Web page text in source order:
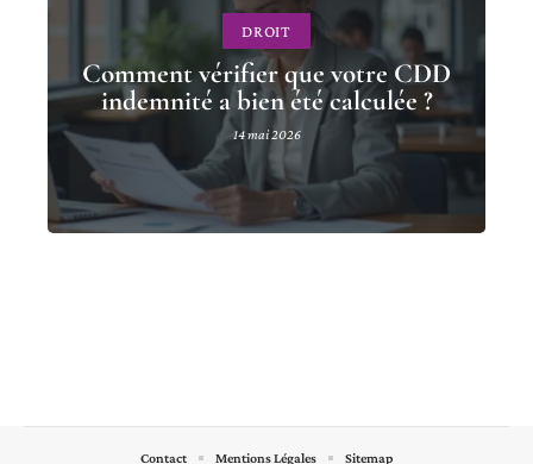
DROIT
Comment vérifier que votre CDD
indemnité a bien été calculée ?
14 mai 2026
Contact Mentions Légales Sitemap